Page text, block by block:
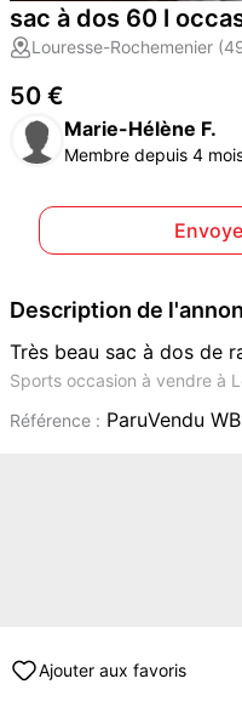
sac à dos 60 l
Louresse-Rochemenier
50 €
Marie-Hélène F.
Membre depuis 4
Description de
Très beau sac à dos de
Sports occasion à vendre à
Référence : ParuVendu
Ajouter aux favoris